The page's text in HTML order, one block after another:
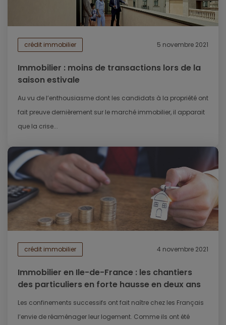
crédit immobilier 5 novembre 2021
Immobilier : moins de transactions lors de la
saison estivale
Au vu de l’enthousiasme dont les candidats à la propriété ont
fait preuve dernièrement sur le marché immobilier, il apparait
que la crise...
crédit immobilier 4 novembre 2021
Immobilier en Ile-de-France : les chantiers
des particuliers en forte hausse en deux ans
Les confinements successifs ont fait naître chez les Français
l’envie de réaménager leur logement. Comme ils ont été